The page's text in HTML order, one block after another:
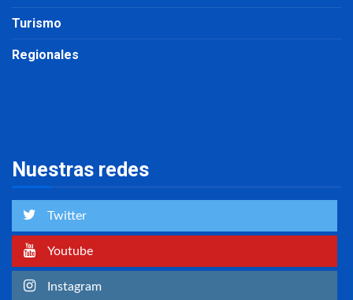
Turismo
Regionales
Nuestras redes
Twitter
Youtube
Instagram